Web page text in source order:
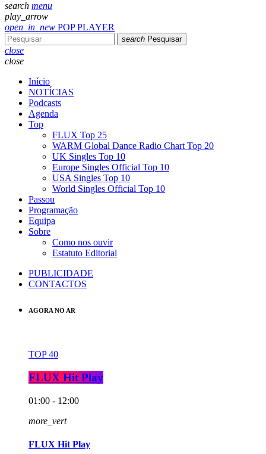
search menu
play_arrow
open_in_new POP PLAYER
search Pesquisar
close
close
Início
NOTÍCIAS
Podcasts
Agenda
Top
FLUX Top 25
WARM Global Dance Radio Chart Top 20
UK Singles Top 10
Europe Singles Official Top 10
USA Singles Top 10
World Singles Official Top 10
Passou
Programação
Equipa
Sobre
Como nos ouvir
Estatuto Editorial
PUBLICIDADE
CONTACTOS
AGORA NO AR
TOP 40
FLUX Hit Play
01:00 - 12:00
more_vert
FLUX Hit Play